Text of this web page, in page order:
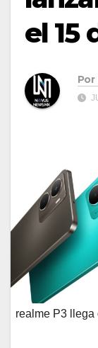
el 15
Por
realme P3 llega